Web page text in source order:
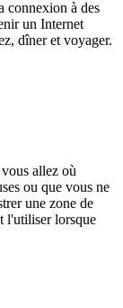
connexion à des
un Internet
dîner et voyager.
allez où
ou que vous ne
une zone de
l'utiliser lorsque